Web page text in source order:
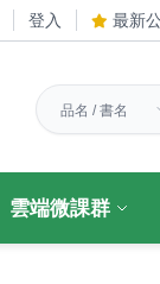
登入 最新
雲端微課群